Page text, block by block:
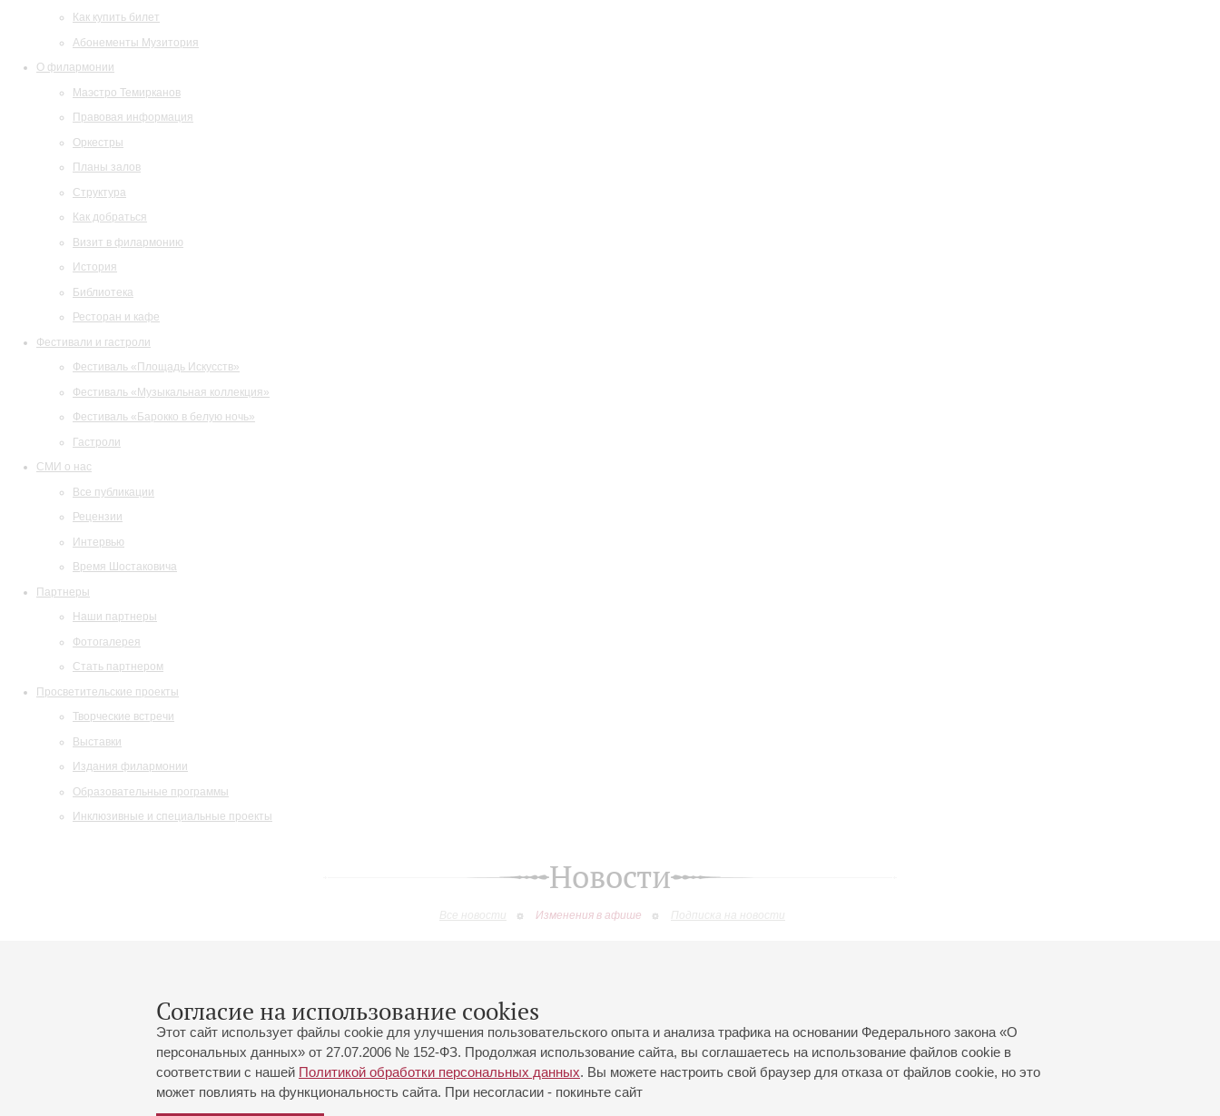
Как купить билет
Абонементы Музитория
О филармонии
Маэстро Темирканов
Правовая информация
Оркестры
Планы залов
Структура
Как добраться
Визит в филармонию
История
Библиотека
Ресторан и кафе
Фестивали и гастроли
Фестиваль «Площадь Искусств»
Фестиваль «Музыкальная коллекция»
Фестиваль «Барокко в белую ночь»
Гастроли
СМИ о нас
Все публикации
Рецензии
Интервью
Время Шостаковича
Партнеры
Наши партнеры
Фотогалерея
Стать партнером
Просветительские проекты
Творческие встречи
Выставки
Издания филармонии
Образовательные программы
Инклюзивные и специальные проекты
Новости
Все новости Изменения в афише Подписка на новости
Согласие на использование cookies
Этот сайт использует файлы cookie для улучшения пользовательского опыта и анализа трафика на основании Федерального закона «О
персональных данных» от 27.07.2006 № 152-ФЗ. Продолжая использование сайта, вы соглашаетесь на использование файлов cookie в
соответствии с нашей Политикой обработки персональных данных. Вы можете настроить свой браузер для отказа от файлов cookie, но это
может повлиять на функциональность сайта. При несогласии - покиньте сайт
Большой зал:
191186, Санкт-Петербург, Михайловская ул., 2
+7 (812) 240-01-00, +7 (812) 240-01-80
Часы работы кассы Большого зала: с 11:00 до 20:30